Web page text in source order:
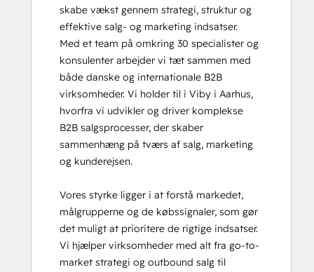
skabe vækst gennem strategi, struktur og
effektive salg- og marketing indsatser.
Med et team på omkring 30 specialister og
konsulenter arbejder vi tæt sammen med
både danske og internationale B2B
virksomheder. Vi holder til i Viby i Aarhus,
hvorfra vi udvikler og driver komplekse
B2B salgsprocesser, der skaber
sammenhæng på tværs af salg, marketing
og kunderejsen.
Vores styrke ligger i at forstå markedet,
målgrupperne og de købssignaler, som gør
det muligt at prioritere de rigtige indsatser.
Vi hjælper virksomheder med alt fra go-to-
market strategi og outbound salg til